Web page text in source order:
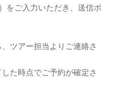
をご入力いただき、送信ボ
ツアー担当よりご連絡さ
た時点でご予約が確定さ